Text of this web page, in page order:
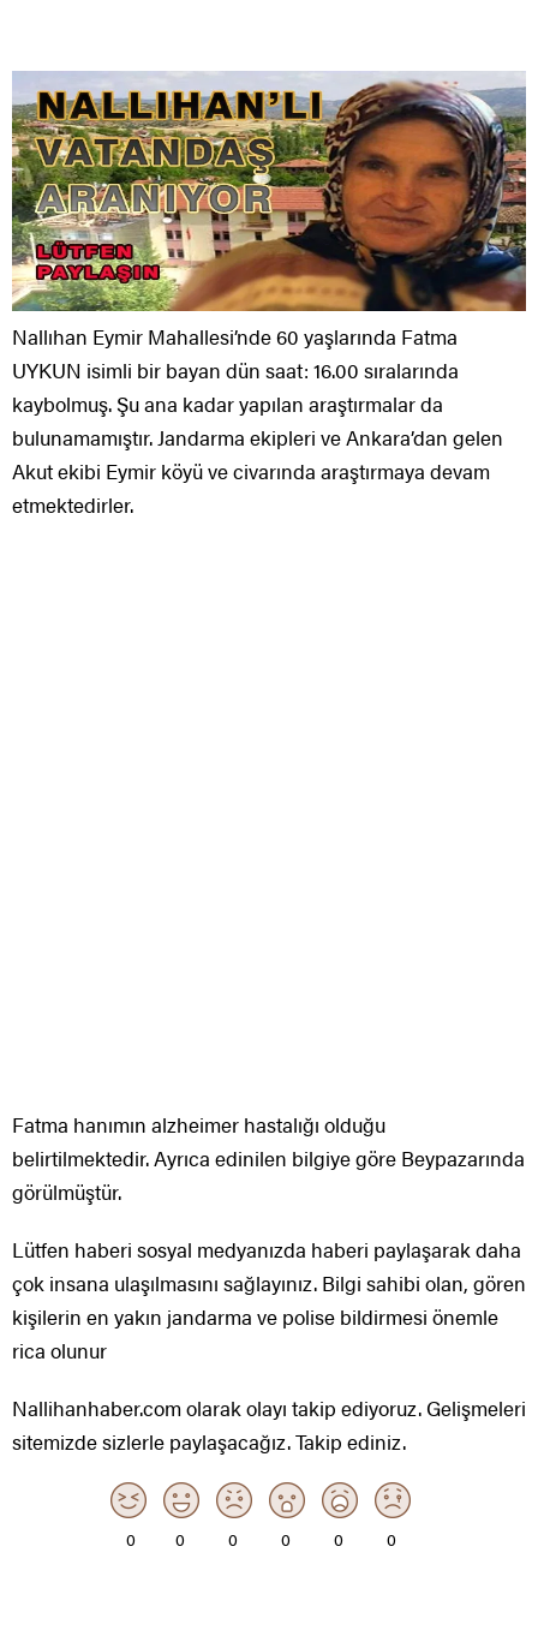
Nallıhan Eymir Mahallesi’nde 60 yaşlarında Fatma
UYKUN isimli bir bayan dün saat: 16.00 sıralarında
kaybolmuş. Şu ana kadar yapılan araştırmalar da
bulunamamıştır. Jandarma ekipleri ve Ankara’dan gelen
Akut ekibi Eymir köyü ve civarında araştırmaya devam
etmektedirler.
Fatma hanımın alzheimer hastalığı olduğu
belirtilmektedir. Ayrıca edinilen bilgiye göre Beypazarında
görülmüştür.
Lütfen haberi sosyal medyanızda haberi paylaşarak daha
çok insana ulaşılmasını sağlayınız. Bilgi sahibi olan, gören
kişilerin en yakın jandarma ve polise bildirmesi önemle
rica olunur
Nallihanhaber.com olarak olayı takip ediyoruz. Gelişmeleri
sitemizde sizlerle paylaşacağız. Takip ediniz.
0 0 0 0 0 0